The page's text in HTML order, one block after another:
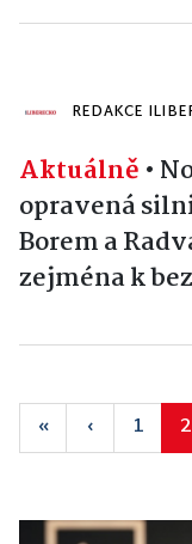
REDAKCE
Aktuálně •
opravená
Borem a
zejména k
« ‹ 1 2